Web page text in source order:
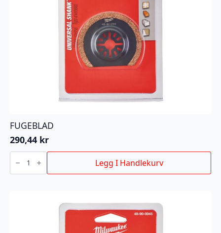
FUGEBLAD
290,44 kr
FUGEBLAD
antall Legg I Handlekurv